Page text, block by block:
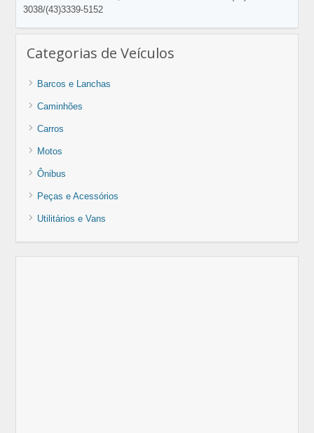
3038/(43)3339-5152
Categorias de Veículos
Barcos e Lanchas
Caminhões
Carros
Motos
Ônibus
Peças e Acessórios
Utilitários e Vans